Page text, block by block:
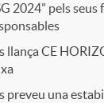
2024” pels
llança CE
preveu una